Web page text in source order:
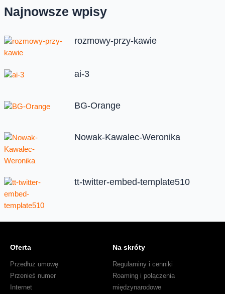
Najnowsze wpisy
rozmowy-przy-kawie
ai-3
BG-Orange
Nowak-Kawalec-Weronika
tt-twitter-embed-template510
Oferta
Przedłuż umowę
Przenieś numer
Internet
Na skróty
Regulaminy i cenniki
Roaming i połączenia
międzynarodowe